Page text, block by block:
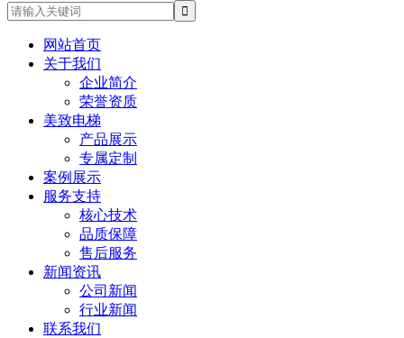
网站首页
关于我们
企业简介
荣誉资质
美致电梯
产品展示
专属定制
案例展示
服务支持
核心技术
品质保障
售后服务
新闻资讯
公司新闻
行业新闻
联系我们